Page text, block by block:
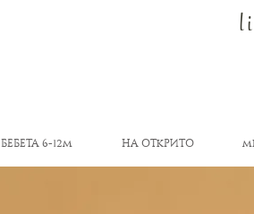
БЕБЕТА 6-12м НА ОТКРИТО